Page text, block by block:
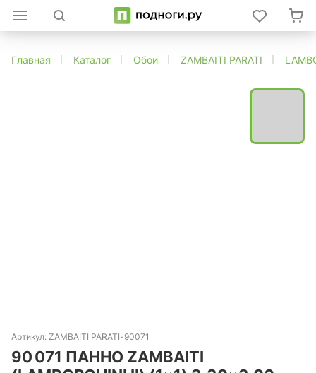
Главная Каталог Обои ZAMBAITI PARATI
Артикул: ZAMBAITI PARATI-90071
90 071 ПАННО ZAMBAITI